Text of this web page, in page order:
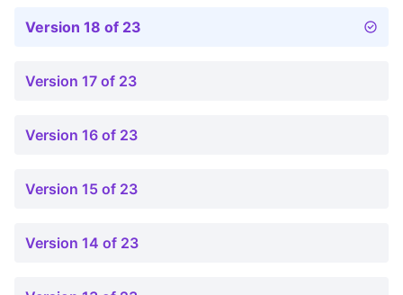
Version 18 of 23
Version 17 of 23
Version 16 of 23
Version 15 of 23
Version 14 of 23